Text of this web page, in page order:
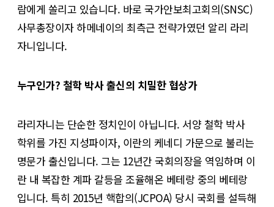
람에게 쏠리고 있습니다. 바로 국가안보최고회의(SNSC)
사무총장이자 하메네이의 최측근 전략가였던 알리 라리
자니입니다.
누구인가? 철학 박사 출신의 치밀한 협상가
라리자니는 단순한 정치인이 아닙니다. 서양 철학 박사
학위를 가진 지성파이자, 이란의 케네디 가문으로 불리는
명문가 출신입니다. 그는 12년간 국회의장을 역임하며 이
란 내 복잡한 계파 갈등을 조율해온 베테랑 중의 베테랑
입니다. 특히 2015년 핵합의(JCPOA) 당시 국회를 설득해